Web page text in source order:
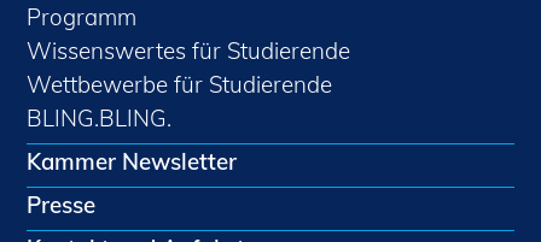
Programm
Wissenswertes für Studierende
Wettbewerbe für Studierende
BLING.BLING.
Kammer Newsletter
Presse